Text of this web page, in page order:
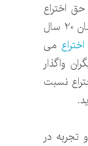
اختراع
برای مالک آن بوجود می آید. در مدت زمان 20 سال
می
واگذار
نسبت
تجربه در